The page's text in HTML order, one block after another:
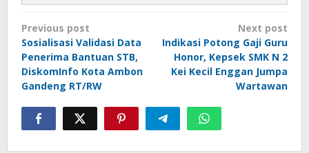
Post
navigation
Previous post
Sosialisasi Validasi Data
Penerima Bantuan STB,
DiskomInfo Kota Ambon
Gandeng RT/RW
Next post
Indikasi Potong Gaji Guru
Honor, Kepsek SMK N 2
Kei Kecil Enggan Jumpa
Wartawan